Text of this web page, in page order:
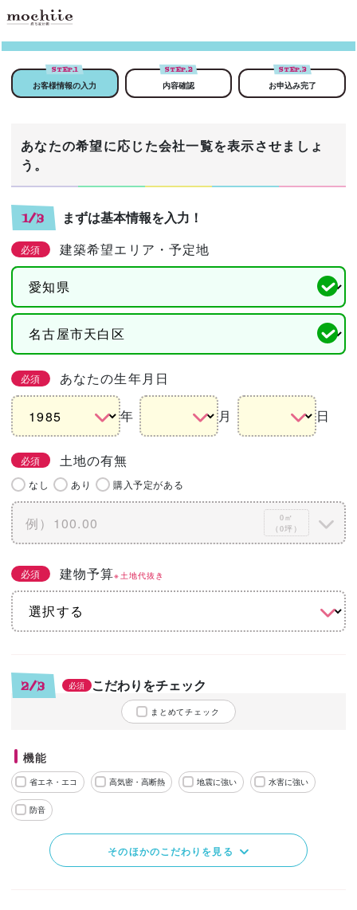
STEP.1
お客様情報の入力
STEP.2
内容確認
STEP.3
お申込み完了
あなたの希望に応じた会社一覧を表示させましょ
う。
1/3 まずは基本情報を入力！
必須 建築希望エリア・予定地
必須 あなたの生年月日
年 月 日
必須 土地の有無
なし あり 購入予定がある
0㎡
（0坪）
必須 建物予算※土地代抜き
2/3 必須 こだわりをチェック
まとめてチェック
機能
省エネ・エコ 高気密・高断熱 地震に強い 水害に強い
防音
そのほかのこだわりを見る